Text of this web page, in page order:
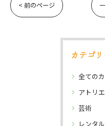
< 前のページ
カテゴリ
全ての
アトリエ
芸術
レンタ